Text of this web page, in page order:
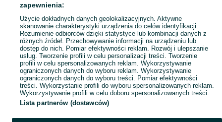
Mapa ministron
Popularne wyszukiwania
zapewnienia:
Użycie dokładnych danych geolokalizacyjnych. Aktywne
skanowanie charakterystyki urządzenia do celów identyfikacji.
Rozumienie odbiorców dzięki statystyce lub kombinacji danych z
różnych źródeł. Przechowywanie informacji na urządzeniu lub
dostęp do nich. Pomiar efektywności reklam. Rozwój i ulepszanie
usług. Tworzenie profili w celu personalizacji treści. Tworzenie
profili w celu spersonalizowanych reklam. Wykorzystywanie
ograniczonych danych do wyboru reklam. Wykorzystywanie
ograniczonych danych do wyboru treści. Pomiar efektywności
treści. Wykorzystanie profili do wyboru spersonalizowanych reklam.
Wykorzystywanie profili w celu doboru spersonalizowanych treści.
Lista partnerów (dostawców)